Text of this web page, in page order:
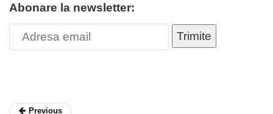
Abonare la newsletter:
Trimite
Previous